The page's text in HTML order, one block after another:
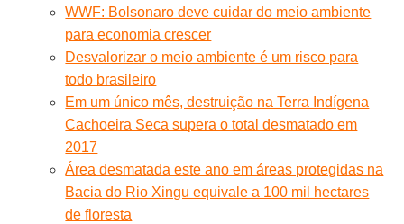
WWF: Bolsonaro deve cuidar do meio ambiente
para economia crescer
Desvalorizar o meio ambiente é um risco para
todo brasileiro
Em um único mês, destruição na Terra Indígena
Cachoeira Seca supera o total desmatado em
2017
Área desmatada este ano em áreas protegidas na
Bacia do Rio Xingu equivale a 100 mil hectares
de floresta